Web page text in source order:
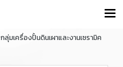
กลุ่มเครื่องปั้นดินเผาและงานเซรามิค